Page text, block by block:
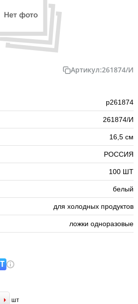
Артикул:261874/И
р261874
261874/И
16,5 см
РОССИЯ
100 ШТ
белый
для холодных продуктов
ложки одноразовые
шт